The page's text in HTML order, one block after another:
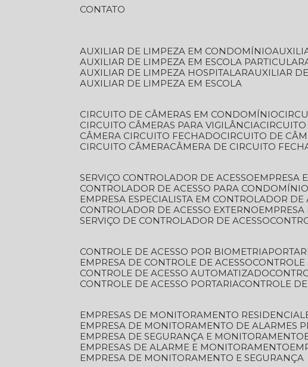
CONTATO
AUXILIAR DE LIMPEZA EM CONDOMÍNIO
AUXILIAR DE LIMPEZA EM ESCOLA PARTICULAR
AUXILIAR DE LIMPEZA HOSPITALAR
AUXILIAR
AUXILIAR DE LIMPEZA EM ESCOLA
CIRCUITO DE CÂMERAS EM CONDOMÍNIO
CIRCUITO CÂMERAS PARA VIGILÂNCIA
CÂMERA CIRCUITO FECHADO
CIRCUITO DE
CIRCUITO CÂMERA
CÂMERA DE CIRCUITO
SERVIÇO CONTROLADOR DE ACESSO
CONTROLADOR DE ACESSO PARA CONDOMÍNIO
EMPRESA ESPECIALISTA EM CONTROLADOR DE
CONTROLADOR DE ACESSO EXTERNO
SERVIÇO DE CONTROLADOR DE ACESSO
CONTROLE DE ACESSO POR BIOMETRIA
EMPRESA DE CONTROLE DE ACESSO
CONTROLE DE ACESSO AUTOMATIZADO
CONTROLE DE ACESSO PORTARIA CONTROLE
EMPRESAS DE MONITORAMENTO RESIDENCIAL
EMPRESA DE MONITORAMENTO DE ALARMES
EMPRESA DE SEGURANÇA E MONITORAMENTO
EMPRESAS DE ALARME E MONITORAMENTO
EMPRESA DE MONITORAMENTO E SEGURANÇA